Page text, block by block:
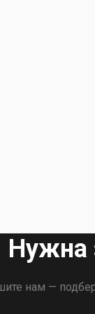
Нужна
нам —